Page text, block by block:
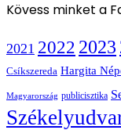
Kövess minket a
2021 2022 2023
Csíkszereda Hargita
Magyarország publicisztika